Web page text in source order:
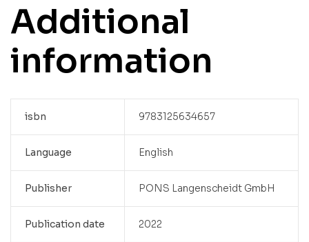
Additional
information
isbn 9783125634657
Language English
Publisher PONS Langenscheidt GmbH
Publication date 2022